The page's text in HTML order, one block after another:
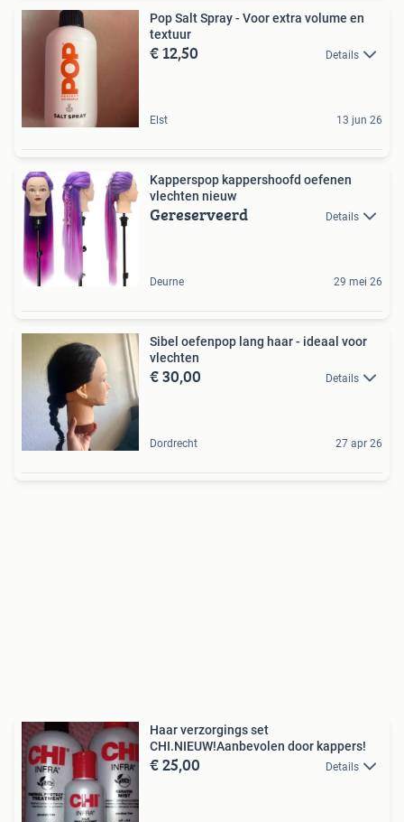
Pop Salt Spray - Voor extra volume en
textuur
€ 12,50 Details
Elst 13 jun 26
Kapperspop kappershoofd oefenen
vlechten nieuw
Gereserveerd Details
Deurne 29 mei 26
Sibel oefenpop lang haar - ideaal voor
vlechten
€ 30,00 Details
Dordrecht 27 apr 26
Haar verzorgings set
CHI.NIEUW!Aanbevolen door kappers!
€ 25,00 Details